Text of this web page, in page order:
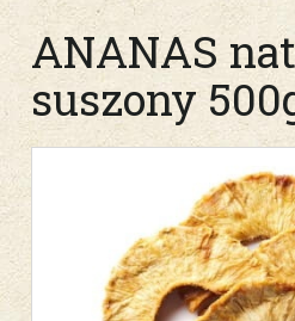
ANANAS
suszony